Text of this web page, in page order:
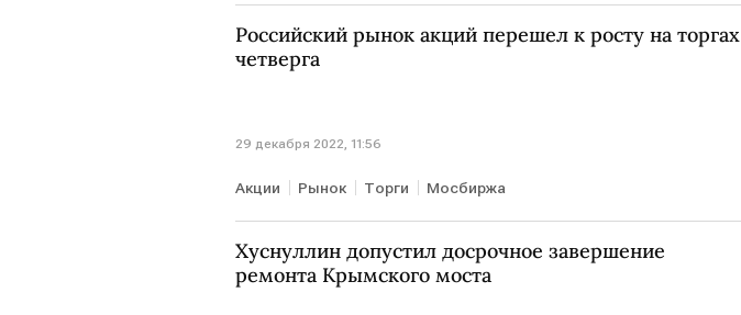
Российский рынок акций перешел к росту на торгах
четверга
29 декабря 2022, 11:56
Акции Рынок Торги Мосбиржа
Хуснуллин допустил досрочное завершение
ремонта Крымского моста